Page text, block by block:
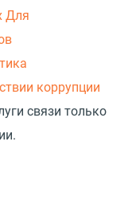
Для
коррупции
связи только